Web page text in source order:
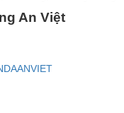
ng An Việt